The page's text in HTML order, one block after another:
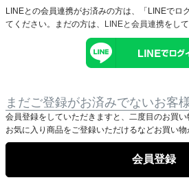
LINEとの会員連携がお済みの方は、「LINEでロ
てください。まだの方は、 LINEと会員連携をし
まだご登録がお済みでないお客
会員登録をしていただきますと、二度目のお買い
お気に入り商品をご登録いただけるなどお買い物
会員登録